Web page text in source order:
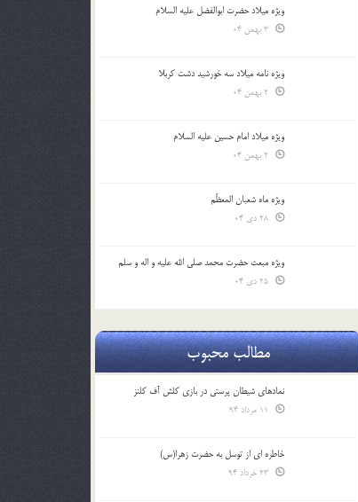
ویژه میلاد حضرت ابوالفضل علیه السلام
ویژه نامه میلاد سه خورشید دشت کربلا
ویژه میلاد امام حسین علیه السلام
ویژه ماه شعبان المعظّم
ویژه مبعث حضرت محمد صلی الله علیه و اله و سلم
مطالب محبوب
نمادهای شیطان پرستی در بازی کلش آف کلنز
خاطره ای از توسل به حضرت زهرا(س)